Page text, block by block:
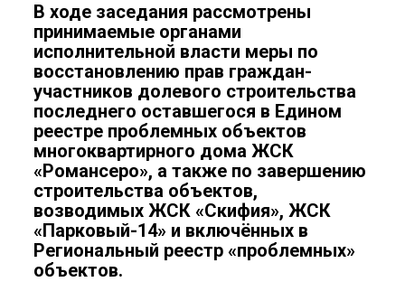
В ходе заседания рассмотрены
принимаемые органами
исполнительной власти меры по
восстановлению прав граждан-
участников долевого строительства
последнего оставшегося в Едином
реестре проблемных объектов
многоквартирного дома ЖСК
«Романсеро», а также по завершению
строительства объектов,
возводимых ЖСК «Скифия», ЖСК
«Парковый-14» и включённых в
Региональный реестр «проблемных»
объектов.